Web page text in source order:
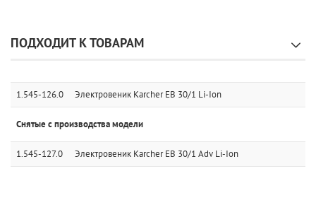
ПОДХОДИТ К ТОВАРАМ
1.545-126.0 Электровеник Karcher EB 30/1 Li-Ion
Снятые с производства модели
1.545-127.0 Электровеник Karcher EB 30/1 Adv Li-Ion